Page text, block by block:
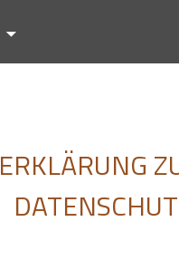
ERKLÄRUNG